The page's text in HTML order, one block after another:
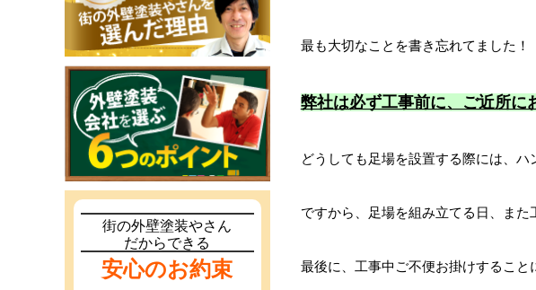
最も大切なことを書き忘れてました！
弊社は必ず工事前に、ご近所に
どうしても足場を設置する際には、ハ
ですから、足場を組み立てる日、また
最後に、工事中ご不便お掛けすること
街の外壁塗装やさん
だからできる
安心のお約束